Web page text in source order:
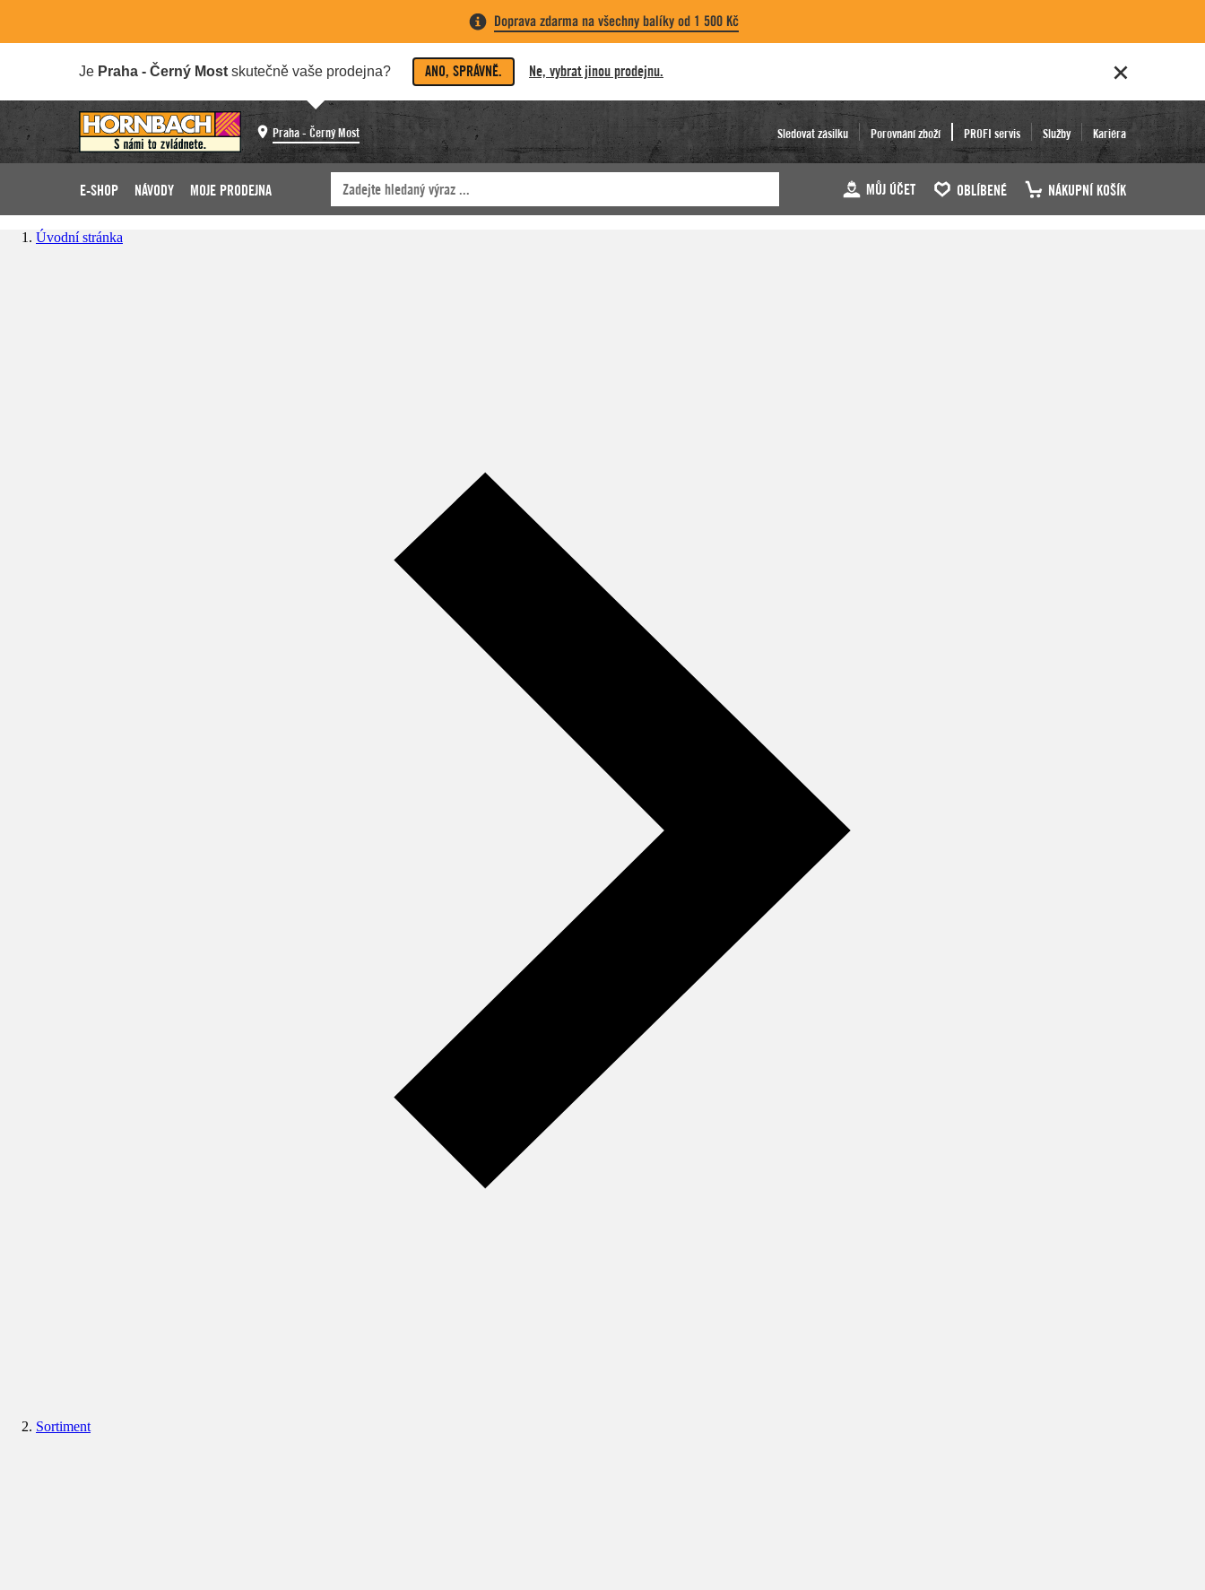
Doprava zdarma na všechny balíky od 1 500 Kč
Je Praha - Černý Most skutečně vaše prodejna? ANO, SPRÁVNĚ. Ne, vybrat jinou prodejnu.
Praha - Černý Most Sledovat zásilku Porovnání zboží PROFI servis Služby Kariéra
E-SHOP NÁVODY MOJE PRODEJNA MŮJ ÚČET OBLÍBENÉ NÁKUPNÍ KOŠÍK
Úvodní stránka
Sortiment